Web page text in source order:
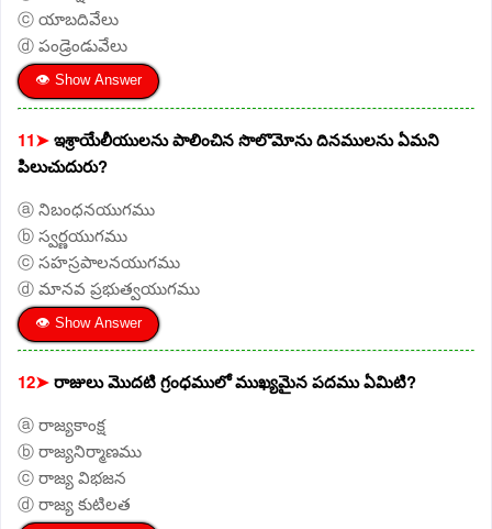
ⓒ యాబదివేలు
ⓓ పండ్రెండువేలు
👁 Show Answer
11➤ఇశ్రాయేలీయులను పాలించిన సొలొమోను దినములను ఏమని
పిలుచుదురు?
ⓐ నిబంధనయుగము
ⓑ స్వర్ణయుగము
ⓒ సహస్రపాలనయుగము
ⓓ మానవ ప్రభుత్వయుగము
👁 Show Answer
12➤రాజులు మొదటి గ్రంధములో ముఖ్యమైన పదము ఏమిటి?
ⓐ రాజ్యకాంక్ష
ⓑ రాజ్యనిర్మాణము
ⓒ రాజ్య విభజన
ⓓ రాజ్య కుటిలత